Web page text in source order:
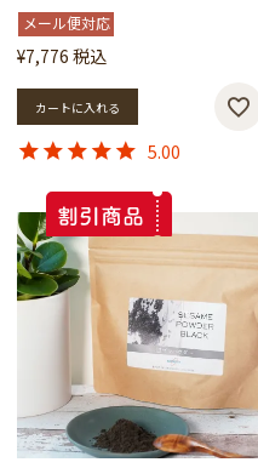
メール便対応
¥7,776 税込
カートに入れる
5.00